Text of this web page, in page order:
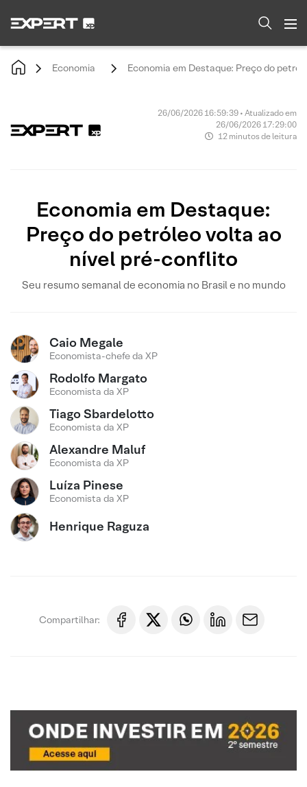
Economia Economia em Destaque: Preço do
26/06/2026 16:59:39 • Atualizado em
26/06/2026 17:29:00
12 minutos de leitura
Economia em Destaque:
Preço do petróleo volta ao
nível pré-conflito
Seu resumo semanal de economia no Brasil e no mundo
Caio Megale
Economista-chefe da XP
Rodolfo Margato
Economista da XP
Tiago Sbardelotto
Economista da XP
Alexandre Maluf
Economista da XP
Luíza Pinese
Economista da XP
Henrique Raguza
Compartilhar: